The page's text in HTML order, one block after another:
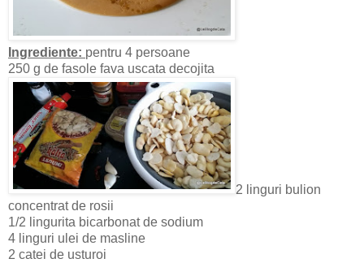
Ingrediente: pentru 4 persoane
250 g de fasole fava uscata decojita
2 linguri bulion
concentrat de rosii
1/2 lingurita bicarbonat de sodium
4 linguri ulei de masline
2 catei de usturoi